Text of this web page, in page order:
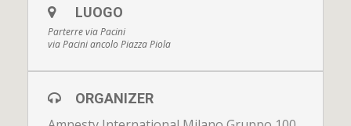
LUOGO
Parterre via Pacini
via Pacini ancolo Piazza Piola
ORGANIZER